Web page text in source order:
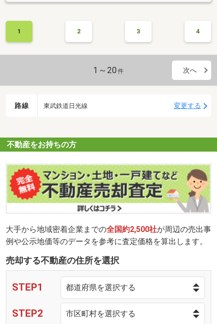
1 2 3 4
1～20 件 次へ
路線 東武鉄道日光線 変更する
不動産をお持ちの方
大手から地域密着企業までの全国約2,500社が周辺の売出事
例や公示地価等のデータを参考に査定価格を算出します。
売却する不動産の住所を選択
STEP1
STEP2